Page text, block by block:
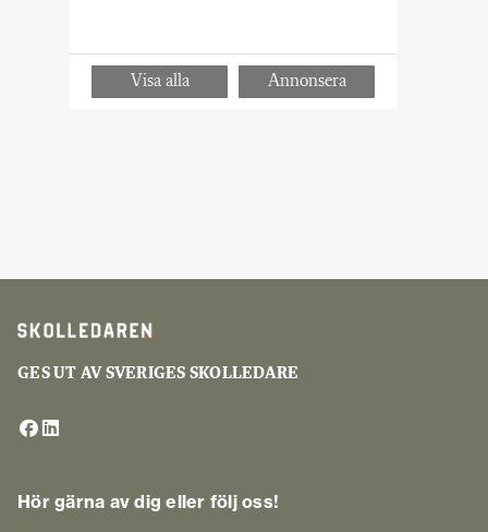
GES UT AV SVERIGES SKOLLEDARE
Hör gärna av dig eller följ oss!